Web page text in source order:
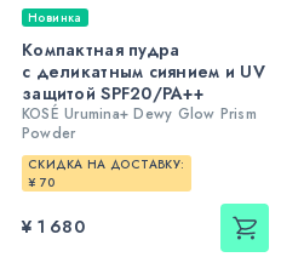
Новинка
Компактная пудра
с деликатным сиянием и UV
защитой SPF20/PA++
KOSÉ Urumina+ Dewy Glow Prism
Powder
СКИДКА НА ДОСТАВКУ:
¥ 70
¥ 1 680